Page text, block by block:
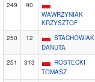
249
90
WAWRZYNIAK
KRZYSZTOF
250 12
STACHOWIAK
DANUTA
251 313
ROSTECKI
TOMASZ